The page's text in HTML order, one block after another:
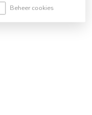
Beheer cookies